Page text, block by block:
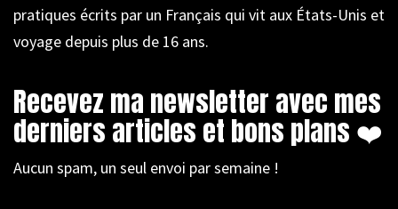
pratiques écrits par un Français qui vit aux États-Unis et
voyage depuis plus de 16 ans.
Recevez ma newsletter avec mes
derniers articles et bons plans ❤️
Aucun spam, un seul envoi par semaine !